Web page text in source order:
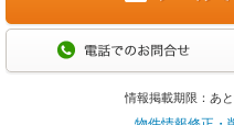
情報掲載期限：あと